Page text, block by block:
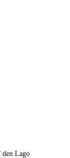
den Lago